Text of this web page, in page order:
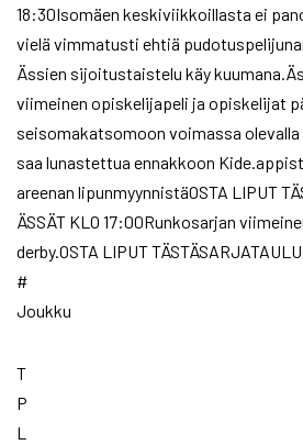
18:30Isomäen keskiviikkoillasta ei
vielä vimmatusti ehtiä
Ässien sijoitustaistelu käy
viimeinen opiskelijapeli ja opiskelijat
seisomakatsomoon voimassa
saa lunastettua ennakkoon
areenan lipunmyynnistäOSTA LIPUT
ÄSSÄT KLO 17:00Runkosarjan
derby.OSTA LIPUT
#
Joukku
T
P
L